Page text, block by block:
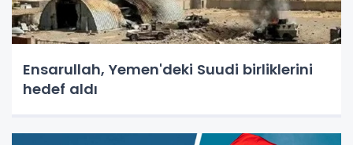
Ensarullah, Yemen'deki Suudi birliklerini
hedef aldı